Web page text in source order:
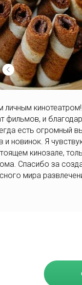
точки мира.
оставаться
любимыми
событиями.
и я